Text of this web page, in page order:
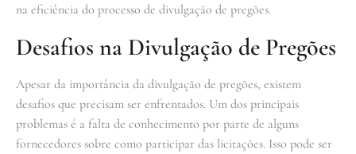
na eficiência do processo de divulgação de pregões.
Desafios na Divulgação de Pregões
Apesar da importância da divulgação de pregões, existem
desafios que precisam ser enfrentados. Um dos principais
problemas é a falta de conhecimento por parte de alguns
fornecedores sobre como participar das licitações. Isso pode ser